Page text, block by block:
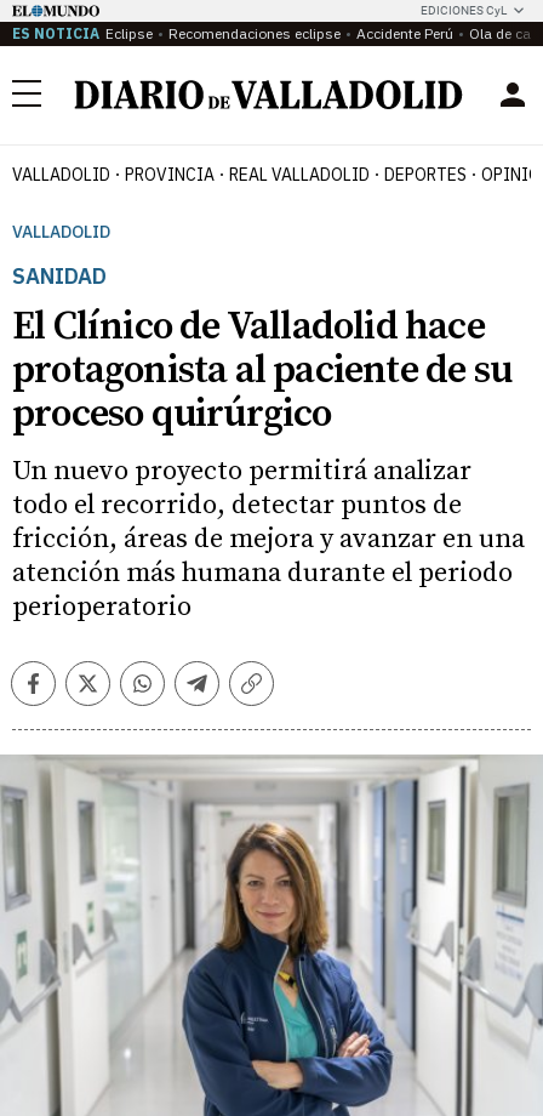
EDICIONES CyL
ES NOTICIA Eclipse Recomendaciones eclipse Accidente Perú Ola de
Menú
VALLADOLID PROVINCIA REAL VALLADOLID DEPORTES
VALLADOLID
SANIDAD
El Clínico de Valladolid hace
protagonista al paciente de su
proceso quirúrgico
Un nuevo proyecto permitirá analizar
todo el recorrido, detectar puntos de
fricción, áreas de mejora y avanzar en una
atención más humana durante el periodo
perioperatorio
FacebookTwitterWhatsappTelegramCopiar